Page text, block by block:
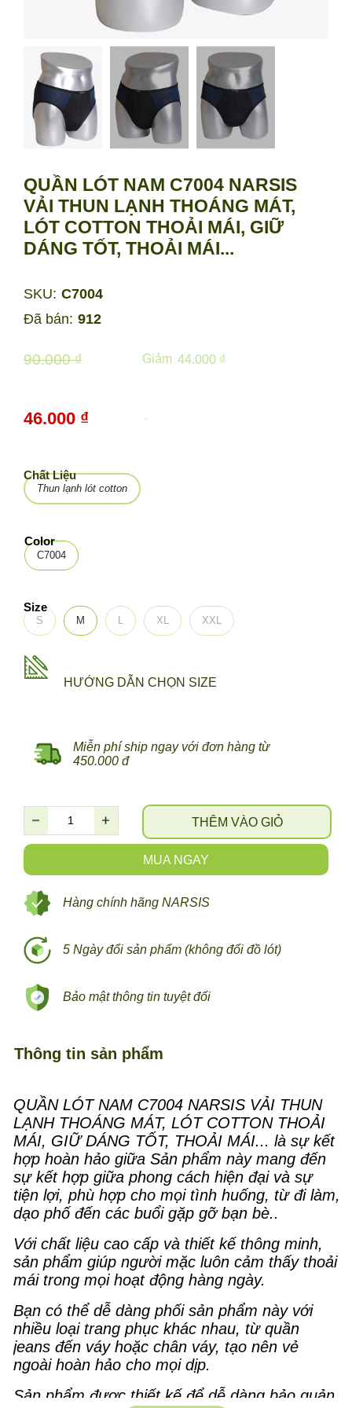
QUẦN LÓT NAM C7004 NARSIS
VẢI THUN LẠNH THOÁNG MÁT,
LÓT COTTON THOẢI MÁI, GIỮ
DÁNG TỐT, THOẢI MÁI...
Đã bán: 912
S M L XL XXL
Size
Thun lạnh lót cotton
Chất Liệu
C7004
Color
MUA NGAY
THÊM VÀO GIỎ
HƯỚNG DẪN CHỌN SIZE
Miễn phí ship ngay với đơn hàng từ
450.000 đ
-
46.000 ₫
5 Ngày đổi sản phẩm (không đổi đồ lót)
Bảo mật thông tin tuyệt đối
Hàng chính hãng NARSIS
90.000 ₫ 44.000 ₫
Giảm
SKU: C7004
Thông tin sản phẩm
QUẦN LÓT NAM C7004 NARSIS VẢI THUN
LẠNH THOÁNG MÁT, LÓT COTTON THOẢI
MÁI, GIỮ DÁNG TỐT, THOẢI MÁI... là sự kết
hợp hoàn hảo giữa Sản phẩm này mang đến
sự kết hợp giữa phong cách hiện đại và sự
tiện lợi, phù hợp cho mọi tình huống, từ đi làm,
dạo phố đến các buổi gặp gỡ bạn bè..
Với chất liệu cao cấp và thiết kế thông minh,
sản phẩm giúp người mặc luôn cảm thấy thoải
mái trong mọi hoạt động hàng ngày.
Bạn có thể dễ dàng phối sản phẩm này với
nhiều loại trang phục khác nhau, từ quần
jeans đến váy hoặc chân váy, tạo nên vẻ
ngoài hoàn hảo cho mọi dịp.
Sản phẩm được thiết kế để dễ dàng bảo quản,